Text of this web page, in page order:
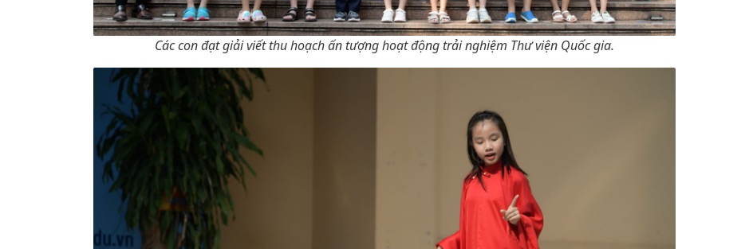
Các con đạt giải viết thu hoạch ấn tượng hoạt động trải nghiệm Thư viện Quốc gia.